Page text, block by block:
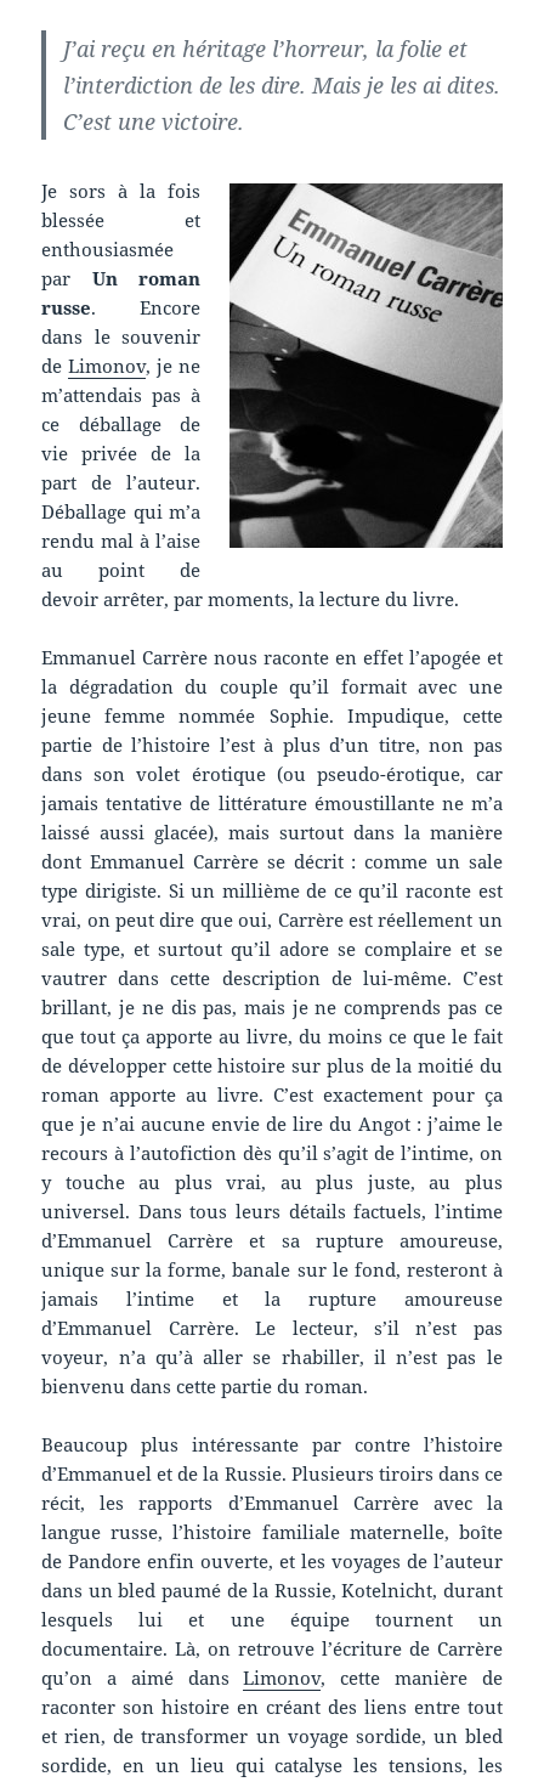
J’ai reçu en héritage l’horreur, la folie et
l’interdiction de les dire. Mais je les ai dites.
C’est une victoire.
Je sors à la fois
blessée et
enthousiasmée
par Un roman
russe. Encore
dans le souvenir
deLimonov, je ne
m’attendais pas à
ce déballage de
vie privée de la
part de l’auteur.
Déballage qui m’a
rendu mal à l’aise
au point de
devoir arrêter, par moments, la lecture du livre.
Emmanuel Carrère nous raconte en effet l’apogée et
la dégradation du couple qu’il formait avec une
jeune femme nommée Sophie. Impudique, cette
partie de l’histoire l’est à plus d’un titre, non pas
dans son volet érotique (ou pseudo-érotique, car
jamais tentative de littérature émoustillante ne m’a
laissé aussi glacée), mais surtout dans la manière
dont Emmanuel Carrère se décrit : comme un sale
type dirigiste. Si un millième de ce qu’il raconte est
vrai, on peut dire que oui, Carrère est réellement un
sale type, et surtout qu’il adore se complaire et se
vautrer dans cette description de lui-même. C’est
brillant, je ne dis pas, mais je ne comprends pas ce
que tout ça apporte au livre, du moins ce que le fait
de développer cette histoire sur plus de la moitié du
roman apporte au livre. C’est exactement pour ça
que je n’ai aucune envie de lire du Angot : j’aime le
recours à l’autofiction dès qu’il s’agit de l’intime, on
y touche au plus vrai, au plus juste, au plus
universel. Dans tous leurs détails factuels, l’intime
d’Emmanuel Carrère et sa rupture amoureuse,
unique sur la forme, banale sur le fond, resteront à
jamais l’intime et la rupture amoureuse
d’Emmanuel Carrère. Le lecteur, s’il n’est pas
voyeur, n’a qu’à aller se rhabiller, il n’est pas le
bienvenu dans cette partie du roman.
Beaucoup plus intéressante par contre l’histoire
d’Emmanuel et de la Russie. Plusieurs tiroirs dans ce
récit, les rapports d’Emmanuel Carrère avec la
langue russe, l’histoire familiale maternelle, boîte
de Pandore enfin ouverte, et les voyages de l’auteur
dans un bled paumé de la Russie, Kotelnicht, durant
lesquels lui et une équipe tournent un
documentaire. Là, on retrouve l’écriture de Carrère
qu’on a aimé dansLimonov, cette manière de
raconter son histoire en créant des liens entre tout
et rien, de transformer un voyage sordide, un bled
sordide, en un lieu qui catalyse les tensions, les